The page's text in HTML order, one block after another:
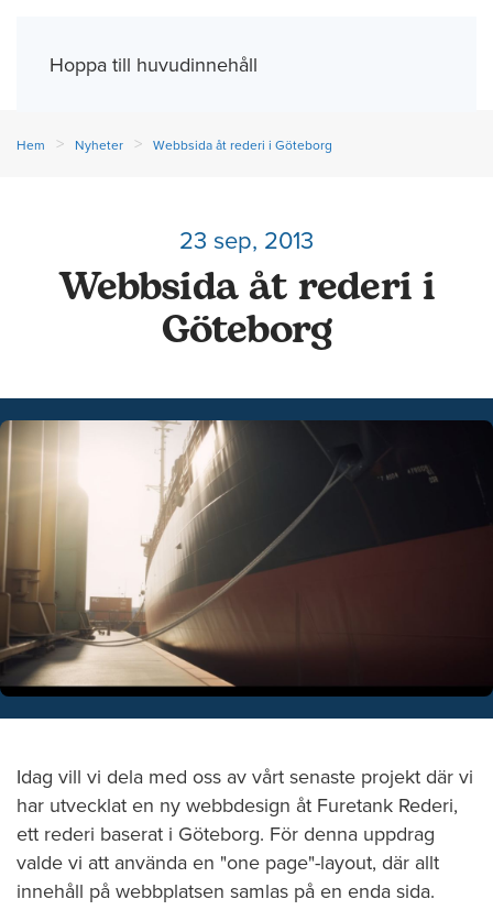
Hoppa till huvudinnehåll
Hem Nyheter Webbsida åt rederi i Göteborg
23 sep, 2013
Webbsida åt rederi i
Göteborg
Idag vill vi dela med oss av vårt senaste projekt där vi
har utvecklat en ny webbdesign åt Furetank Rederi,
ett rederi baserat i Göteborg. För denna uppdrag
valde vi att använda en "one page"-layout, där allt
innehåll på webbplatsen samlas på en enda sida.